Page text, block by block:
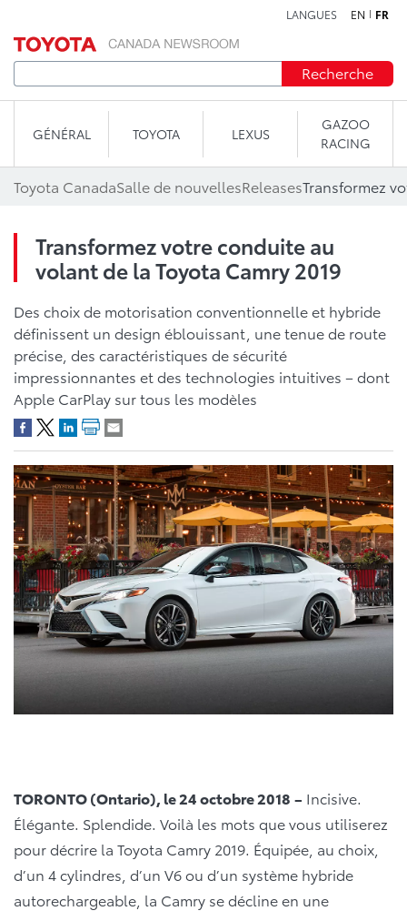
LANGUES EN FR
Recherche
GÉNÉRAL TOYOTA LEXUS
GAZOO
RACING
Toyota CanadaSalle de nouvellesReleases
Transformez votre conduite au
volant de la Toyota Camry 2019
Des choix de motorisation conventionnelle et hybride
définissent un design éblouissant, une tenue de route
précise, des caractéristiques de sécurité
impressionnantes et des technologies intuitives – dont
Apple CarPlay sur tous les modèles
TORONTO (Ontario), le 24 octobre 2018 – Incisive.
Élégante. Splendide. Voilà les mots que vous utiliserez
pour décrire la Toyota Camry 2019. Équipée, au choix,
d’un 4 cylindres, d’un V6 ou d’un système hybride
autorechargeable, la Camry se décline en une